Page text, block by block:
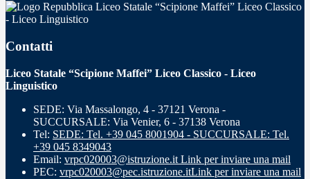
Liceo Statale “Scipione Maffei” Liceo Classico
- Liceo Linguistico
Contatti
Liceo Statale “Scipione Maffei” Liceo Classico - Liceo
Linguistico
SEDE: Via Massalongo, 4 - 37121 Verona -
SUCCURSALE: Via Venier, 6 - 37138 Verona
Tel: SEDE: Tel. +39 045 8001904 - SUCCURSALE: Tel.
+39 045 8349043
Email: vrpc020003@istruzione.it Link per inviare una mail
PEC: vrpc020003@pec.istruzione.itLink per inviare una mail